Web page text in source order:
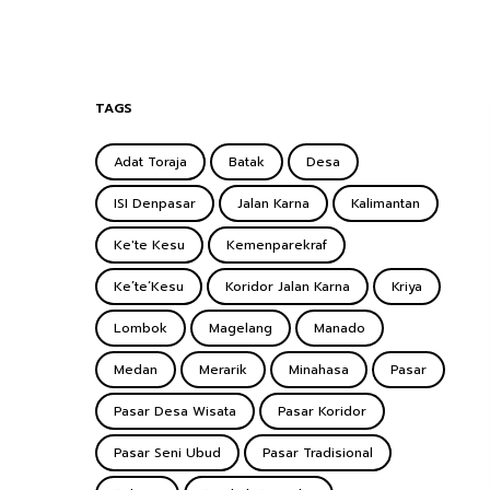
TAGS
Adat Toraja Batak Desa
ISI Denpasar Jalan Karna Kalimantan
Ke'te Kesu Kemenparekraf
Ke’te’Kesu Koridor Jalan Karna Kriya
Lombok Magelang Manado
Medan Merarik Minahasa Pasar
Pasar Desa Wisata Pasar Koridor
Pasar Seni Ubud Pasar Tradisional